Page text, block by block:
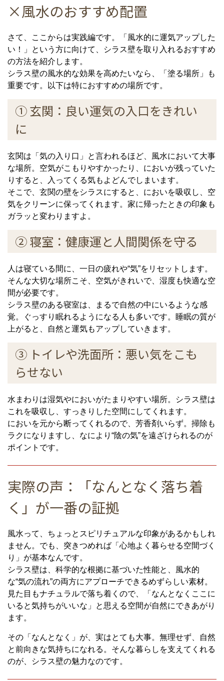
×風水のおすすめ配置
さて、ここからは実践編です。「風水的に運気アップした
い！」という方に向けて、シラス壁を取り入れるおすすめ
の方法を紹介します。
シラス壁の風水的な効果を高めたいなら、「塗る場所」も
重要です。以下は特におすすめの場所です。
① 玄関：良い運気の入口をきれい
に
玄関は「気の入り口」と言われるほど、風水において大事
な場所。空気がこもりやすかったり、においが残っていた
りすると、入ってくる気もよどんでしまいます。
そこで、玄関の壁をシラスにすると、においを吸収し、空
気をクリーンに保ってくれます。家に帰ったときの印象も
ガラッと変わりますよ。
② 寝室：健康運と人間関係を守る
人は寝ている間に、一日の疲れや“気”をリセットします。
そんな大切な場所こそ、空気がきれいで、湿度も快適な空
間が必要です。
シラス壁のある寝室は、まるで自然の中にいるような感
覚。ぐっすり眠れるようになる人も多いです。睡眠の質が
上がると、自然と運気もアップしていきます。
③ トイレや洗面所：悪い気をこも
らせない
水まわりは湿気やにおいがたまりやすい場所。シラス壁は
これを吸収し、すっきりした空間にしてくれます。
においを元から断ってくれるので、芳香剤いらず。掃除も
ラクになりますし、なにより“陰の気”を遠ざけられるのが
ポイントです。
実際の声：「なんとなく落ち着
く」が一番の証拠
風水って、ちょっとスピリチュアルな印象があるかもしれ
ません。でも、突きつめれば「心地よく暮らせる空間づく
り」が基本なんです。
シラス壁は、科学的な根拠に基づいた性能と、風水的
な“気の流れ”の両方にアプローチできるめずらしい素材。
見た目もナチュラルで落ち着くので、「なんとなくここに
いると気持ちがいいな」と思える空間が自然にできあがり
ます。
その「なんとなく」が、実はとても大事。無理せず、自然
と前向きな気持ちになれる。そんな暮らしを支えてくれる
のが、シラス壁の魅力なのです。